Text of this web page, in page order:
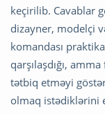
keçirilib. Cavablar
dizayner, modelçi
komandası
qarşılaşdığı,
tətbiq etməyi
olmaq istədiklərini